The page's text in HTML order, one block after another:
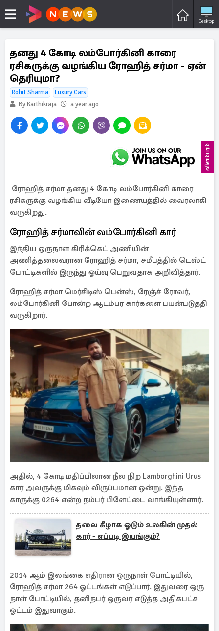
Desktop
தனது 4 கோடி லம்போர்கினி காரை
ரசிகருக்கு வழங்கிய ரோஹித் சர்மா - ஏன்
தெரியுமா?
Rohit Sharma
Luxury Cars
By Karthikraja
a year ago
விளம்பரம்
ரோஹித் சர்மா தனது 4 கோடி லம்போர்கினி காரை
ரசிகருக்கு வழங்கிய வீடியோ இணையத்தில் வைரலாகி
வருகிறது.
ரோஹித் சர்மாவின் லம்போர்கினி கார்
இந்திய ஒருநாள் கிரிக்கெட் அணியின்
அணித்தலைவரான ரோஹித் சர்மா, சமீபத்தில் டெஸ்ட்
போட்டிகளில் இருந்து ஓய்வு பெறுவதாக அறிவித்தார்.
ரோஹித் சர்மா மெர்சிடிஸ் பென்ஸ், ரேஞ்ச் ரோவர்,
லம்போர்கினி போன்ற ஆடம்பர கார்களை பயன்படுத்தி
வருகிறார்.
அதில், 4 கோடி மதிப்பிலான நீல நிற Lamborghini Urus
கார் அவருக்கு மிகவும் விருப்பமான ஒன்று. இந்த
காருக்கு 0264 என்ற நம்பர் பிளேட்டை வாங்கியுள்ளார்.
தலை கீழாக ஓடும் உலகின் முதல்
கார் - எப்படி இயங்கும்?
2014 ஆம் இலங்கை எதிரான ஒருநாள் போட்டியில்,
ரோஹித் சர்மா 264 ஓட்டங்கள் எடுப்பார். இதுவரை ஒரு
நாள் போட்டியில், தனிநபர் ஒருவர் எடுத்த அதிகபட்ச
ஓட்டம் இதுவாகும்.